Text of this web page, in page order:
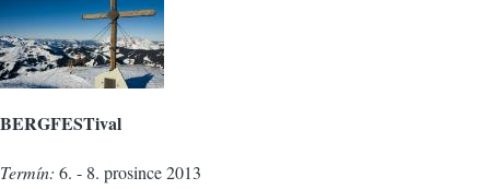
BERGFESTival
Termín: 6. - 8. prosince 2013